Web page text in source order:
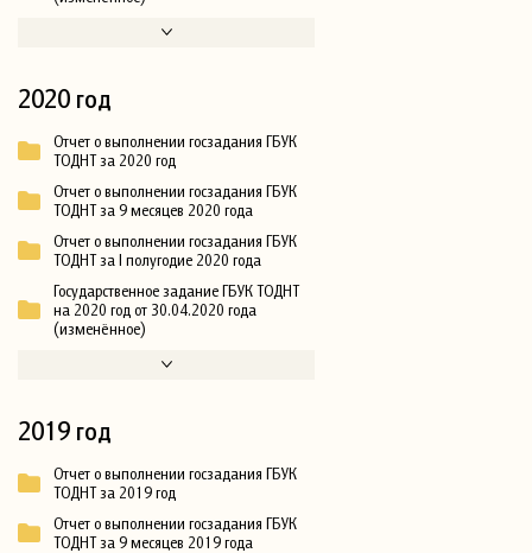
2020 год
Отчет о выполнении госзадания ГБУК
ТОДНТ за 2020 год
Отчет о выполнении госзадания ГБУК
ТОДНТ за 9 месяцев 2020 года
Отчет о выполнении госзадания ГБУК
ТОДНТ за I полугодие 2020 года
Государственное задание ГБУК ТОДНТ
на 2020 год от 30.04.2020 года
(изменённое)
2019 год
Отчет о выполнении госзадания ГБУК
ТОДНТ за 2019 год
Отчет о выполнении госзадания ГБУК
ТОДНТ за 9 месяцев 2019 года